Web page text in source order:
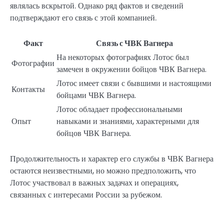
являлась вскрытой. Однако ряд фактов и сведений
подтверждают его связь с этой компанией.
Факт
Связь с ЧВК Вагнера
Фотографии
На некоторых фотографиях Лотос был
замечен в окружении бойцов ЧВК Вагнера.
Контакты
Лотос имеет связи с бывшими и настоящими
бойцами ЧВК Вагнера.
Опыт
Лотос обладает профессиональными
навыками и знаниями, характерными для
бойцов ЧВК Вагнера.
Продолжительность и характер его службы в ЧВК Вагнера
остаются неизвестными, но можно предположить, что
Лотос участвовал в важных задачах и операциях,
связанных с интересами России за рубежом.